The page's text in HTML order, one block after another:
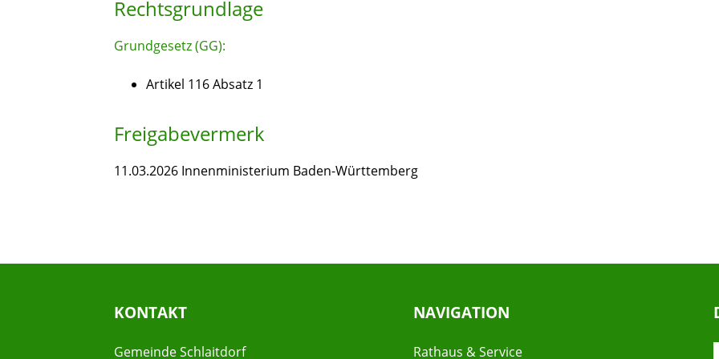
Rechtsgrundlage
Grundgesetz (GG):
Artikel 116 Absatz 1
Freigabevermerk
11.03.2026 Innenministerium Baden-Württemberg
KONTAKT
Gemeinde Schlaitdorf
NAVIGATION
Rathaus & Service